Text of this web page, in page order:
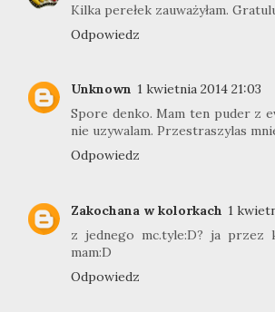
Kilka perełek zauważyłam.
Odpowiedz
Unknown 1 kwietnia 2014 21:03
Spore denko. Mam ten puder z
nie uzywalam. Przestraszylas
Odpowiedz
Zakochana w kolorkach 1
z jednego mc.tyle:D? ja przez
mam:D
Odpowiedz